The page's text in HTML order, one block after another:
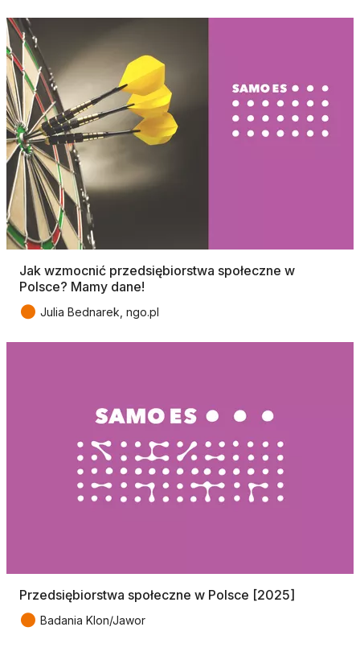
Jak wzmocnić przedsiębiorstwa społeczne w
Polsce? Mamy dane!
● Julia Bednarek, ngo.pl
Przedsiębiorstwa społeczne w Polsce [2025]
● Badania Klon/Jawor